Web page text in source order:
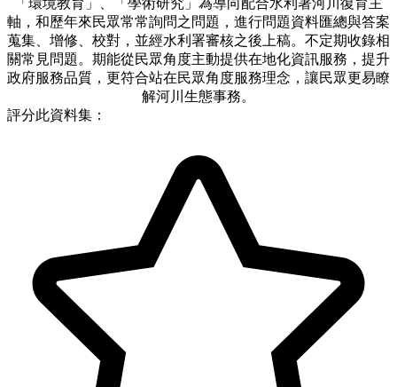
軸，和歷年來民眾常常詢問之問題，進行問題資料匯總與答案
蒐集、增修、校對，並經水利署審核之後上稿。不定期收錄相
關常見問題。期能從民眾角度主動提供在地化資訊服務，提升
政府服務品質，更符合站在民眾角度服務理念，讓民眾更易瞭
解河川生態事務。
評分此資料集：